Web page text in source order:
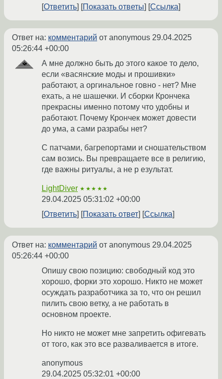
Ответить
Показать ответы Ссылка
Ответ на: комментарий от anonymous 29.04.2025
05:26:44 +00:00
А мне должно быть до этого какое то дело,
если «васянские моды и прошивки»
работают, а оргинальное говно - нет? Мне
ехать, а не шашечки. И сборки Крончека
прекрасны именно потому что удобны и
работают. Почему Крончек может довести
до ума, а сами разрабы нет?
С патчами, багрепортами и сношательством
сам возись. Вы превращаете все в религию,
где важны ритуалы, а не р езультат.
LightDiver ★★★★★
29.04.2025 05:31:02 +00:00
Ответить
Показать ответ Ссылка
Ответ на: комментарий от anonymous 29.04.2025
05:26:44 +00:00
Опишу свою позицию: свободный код это
хорошо, форки это хорошо. Никто не может
осуждать разработчика за то, что он решил
пилить свою ветку, а не работать в
основном проекте.
Но никто не может мне запретить офигевать
от того, как это все разваливается в итоге.
anonymous
29.04.2025 05:32:01 +00:00